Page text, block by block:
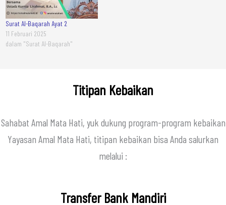
Surat Al-Baqarah Ayat 2
11 Februari 2025
dalam "Surat Al-Baqarah"
Titipan Kebaikan
Sahabat Amal Mata Hati, yuk dukung program-program kebaikan
Yayasan Amal Mata Hati, titipan kebaikan bisa Anda salurkan
melalui :
Transfer Bank Mandiri